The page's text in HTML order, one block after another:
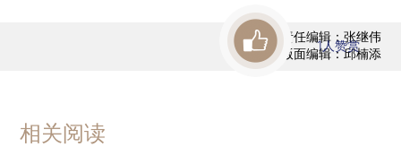
责任编辑：张继伟
版面编辑：邱楠添
1人赞赏
相关阅读